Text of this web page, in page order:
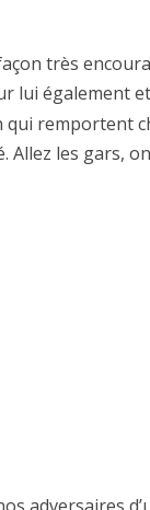
très
lui également
qui remportent
Allez les gars,